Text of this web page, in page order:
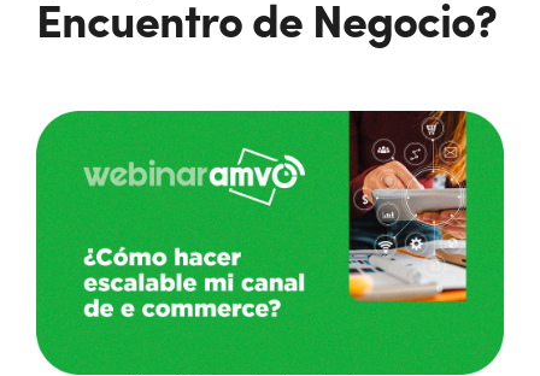
Encuentro de Negocio?